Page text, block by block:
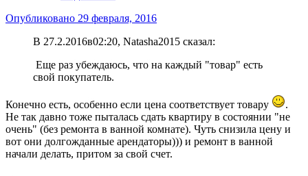
Опубликовано 29 февраля, 2016
В 27.2.2016в02:20, Natasha2015 сказал:
Еще раз убеждаюсь, что на каждый "товар" есть
свой покупатель.
Конечно есть, особенно если цена соответствует товару
.
Не так давно тоже пыталась сдать квартиру в состоянии "не
очень" (без ремонта в ванной комнате). Чуть снизила цену и
вот они долгожданные арендаторы))) и ремонт в ванной
начали делать, притом за свой счет.